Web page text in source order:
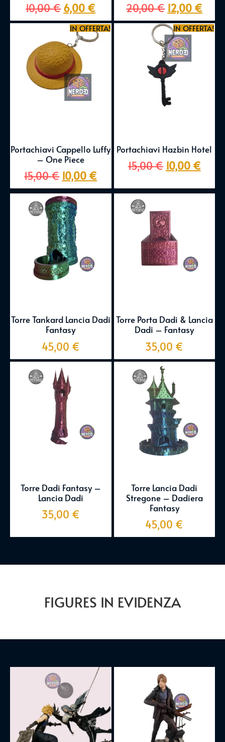
10,00€ 6,00 € 20,00€ 12,00 €
IN OFFERTA!
Portachiavi Cappello Luffy
– One Piece
15,00€ 10,00 €
IN OFFERTA!
Portachiavi Hazbin Hotel
15,00€ 10,00 €
Torre Tankard Lancia Dadi
Fantasy
45,00 €
Torre Porta Dadi & Lancia
Dadi – Fantasy
35,00 €
Torre Dadi Fantasy –
Lancia Dadi
35,00 €
Torre Lancia Dadi
Stregone – Dadiera
Fantasy
45,00 €
FIGURES IN EVIDENZA